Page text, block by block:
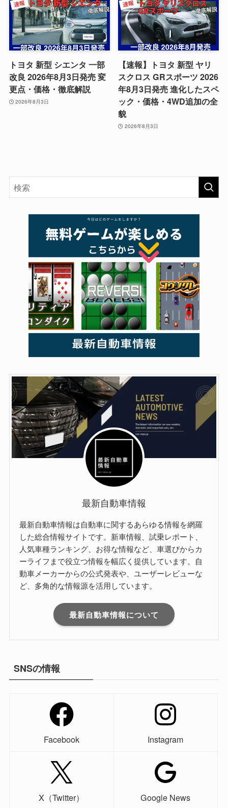
トヨタ 新型 シエンタ 一部
改良 2026年8月3日発売 変
更点・価格・徹底解説
2026年8月3日
【速報】トヨタ 新型 ヤリ
スクロス GRスポーツ 2026
年8月3日発売 進化したスペ
ック・価格・4WD追加の全
貌
2026年8月3日
最新自動車情報
最新自動車情報は自動車に関するあらゆる情報を網羅
した総合情報サイトです。新車情報、試乗レポート、
人気車種ランキング、お得な情報など、車選びからカ
ーライフまで役立つ情報を幅広く提供しています。自
動車メーカーからの公式発表や、ユーザーレビューな
ど、多角的な情報源を活用しています。
最新自動車情報について
SNSの情報
Facebook Instagram
X（Twitter） Google News